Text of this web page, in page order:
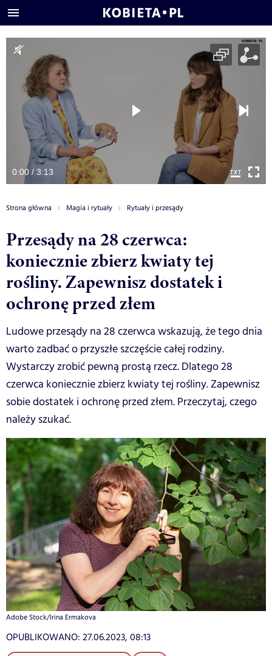
0:00 / 3:13
Strona główna Magia i rytuały Rytuały i przesądy
Przesądy na 28 czerwca:
koniecznie zbierz kwiaty tej
rośliny. Zapewnisz dostatek i
ochronę przed złem
Ludowe przesądy na 28 czerwca wskazują, że tego dnia
warto zadbać o przyszłe szczęście całej rodziny.
Wystarczy zrobić pewną prostą rzecz. Dlatego 28
czerwca koniecznie zbierz kwiaty tej rośliny. Zapewnisz
sobie dostatek i ochronę przed złem. Przeczytaj, czego
należy szukać.
Adobe Stock/Irina Ermakova
OPUBLIKOWANO: 27.06.2023, 08:13